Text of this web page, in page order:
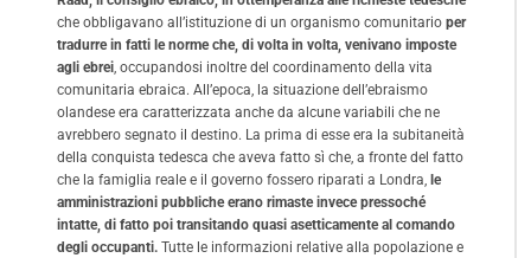
che obbligavano all’istituzione di un organismo comunitario per
tradurre in fatti le norme che, di volta in volta, venivano imposte
agli ebrei, occupandosi inoltre del coordinamento della vita
comunitaria ebraica. All’epoca, la situazione dell’ebraismo
olandese era caratterizzata anche da alcune variabili che ne
avrebbero segnato il destino. La prima di esse era la subitaneità
della conquista tedesca che aveva fatto sì che, a fronte del fatto
che la famiglia reale e il governo fossero riparati a Londra, le
amministrazioni pubbliche erano rimaste invece pressoché
intatte, di fatto poi transitando quasi asetticamente al comando
degli occupanti. Tutte le informazioni relative alla popolazione e